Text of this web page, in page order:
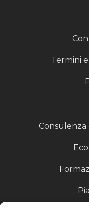
Termini
Consulenza